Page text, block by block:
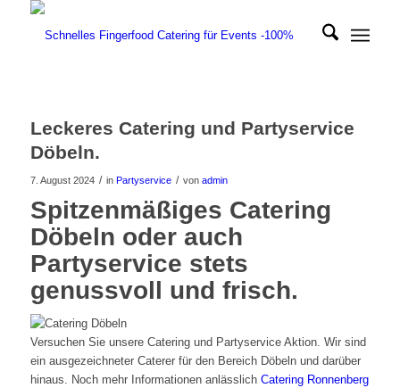
Leckeres Catering und Partyservice
Döbeln.
7. August 2024 / in Partyservice / von admin
Spitzenmäßiges Catering
Döbeln oder auch
Partyservice stets
genussvoll und frisch.
Versuchen Sie unsere Catering und Partyservice Aktion. Wir sind
ein ausgezeichneter Caterer für den Bereich Döbeln und darüber
hinaus. Noch mehr Informationen anlässlich Catering Ronnenberg